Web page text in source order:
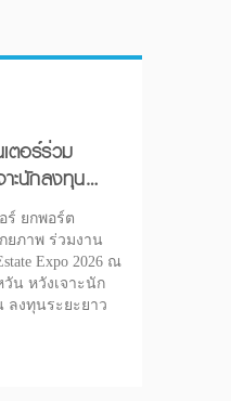
ตอร์ร่วม
ะนักลงทุน
ร์ ยกพอร์ต
ยภาพ ร่วมงาน
Expo 2026 ณ
วัน หวังเจาะนัก
ลงทุนระยะยาว